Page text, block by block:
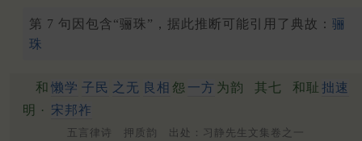
第 7 句因包含“骊珠”，据此推断可能引用了典故： 骊
珠
和 懒学 子民 之无 良相 怨 一方 为韵 其七 和耻 拙速
明 ·
宋邦祚
五言律诗 押质韵 出处：习静先生文集卷之一